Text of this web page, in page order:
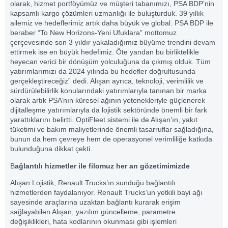
olarak, hizmet portföyümüz ve müşteri tabanımızı, PSA BDP’nin
kapsamlı kargo çözümleri uzmanlığı ile buluşturduk. 39 yıllık
ailemiz ve hedeflerimiz artık daha büyük ve global. PSA BDP ile
beraber “To New Horizons-Yeni Ufuklara” mottomuz
çerçevesinde son 3 yıldır yakaladığımız büyüme trendini devam
ettirmek ise en büyük hedefimiz. Öte yandan bu birliktelikle
heyecan verici bir dönüşüm yolculuğuna da çıkmış olduk. Tüm
yatırımlarımızı da 2024 yılında bu hedefler doğrultusunda
gerçekleştireceğiz” dedi. Alışan ayrıca, teknoloji, verimlilik ve
sürdürülebilirlik konularındaki yatırımlarıyla tanınan bir marka
olarak artık PSA’nın küresel ağının yetenekleriyle güçlenerek
dijitalleşme yatırımlarıyla da lojistik sektöründe önemli bir fark
yarattıklarını belirtti. OptiFleet sistemi ile de Alışan’ın, yakıt
tüketimi ve bakım maliyetlerinde önemli tasarruflar sağladığına,
bunun da hem çevreye hem de operasyonel verimliliğe katkıda
bulunduğuna dikkat çekti.
Bağlantılı hizmetler ile filomuz her an gözetimimizde
Alışan Lojistik, Renault Trucks’ın sunduğu bağlantılı
hizmetlerden faydalanıyor. Renault Trucks’un yetkili bayi ağı
sayesinde araçlarına uzaktan bağlantı kurarak erişim
sağlayabilen Alışan, yazılım güncelleme, parametre
değişiklikleri, hata kodlarının okunması gibi işlemleri